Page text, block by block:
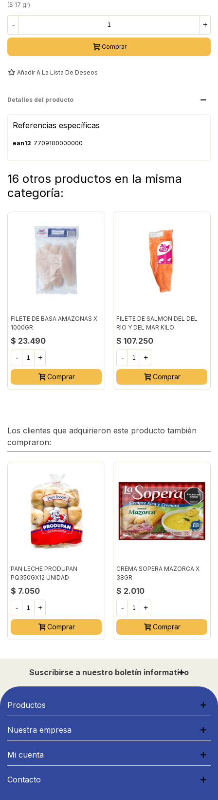
($ 17 gr)
- +
Comprar
Añadir A La Lista De Deseos
Detalles del producto
Referencias específicas
ean13 7709100000000
16 otros productos en la misma
categoría:
FILETE DE BASA AMAZONAS X
1000GR
$ 23.490
- +
Comprar
FILETE DE SALMON DEL DEL
RIO Y DEL MAR KILO
$ 107.250
- +
Comprar
Los clientes que adquirieron este producto también
compraron:
PAN LECHE PRODUPAN
PQ350GX12 UNIDAD
$ 7.050
- +
Comprar
CREMA SOPERA MAZORCA X
38GR
$ 2.010
- +
Comprar
Suscribirse a nuestro boletín informativo
Productos
Nuestra empresa
Mi cuenta
Contacto